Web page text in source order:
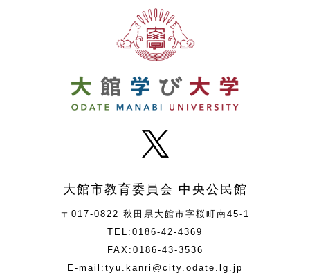
大館市教育委員会 中央公民館
〒017-0822 秋田県大館市字桜町南45-1
TEL:0186-42-4369
FAX:0186-43-3536
E-mail:tyu.kanri@city.odate.lg.jp